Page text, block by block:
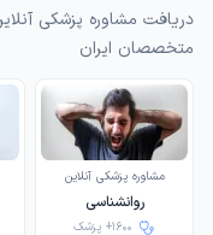
دریافت مشاوره پزشکی
متخصصان ایران
مشاوره پزشکی آنلاین
روانشناسی
1600+ پزشک